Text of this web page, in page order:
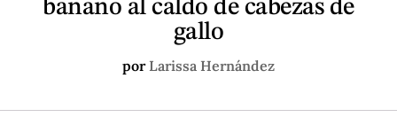
banano al caldo de cabezas de
gallo
por Larissa Hernández